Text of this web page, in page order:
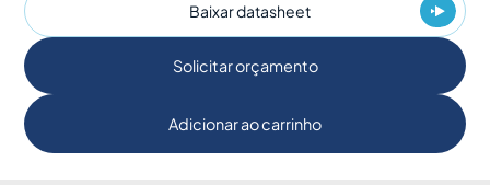
Baixar datasheet
Solicitar orçamento
Adicionar ao carrinho